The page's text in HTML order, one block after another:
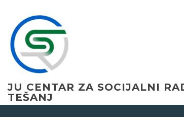
content
JU CENTAR ZA SOCIJALNI
TEŠANJ